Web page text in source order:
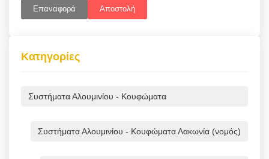
Επαναφορά Αποστολή
Κατηγορίες
Συστήματα Αλουμινίου - Κουφώματα
Συστήματα Αλουμινίου - Κουφώματα Λακωνία (νομός)